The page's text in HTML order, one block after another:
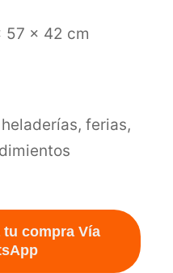
57 x 42 cm
ferias,
compra Vía